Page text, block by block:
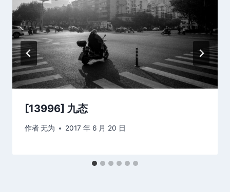
[13996] 九态
作者无为 2017 年 6 月 20 日